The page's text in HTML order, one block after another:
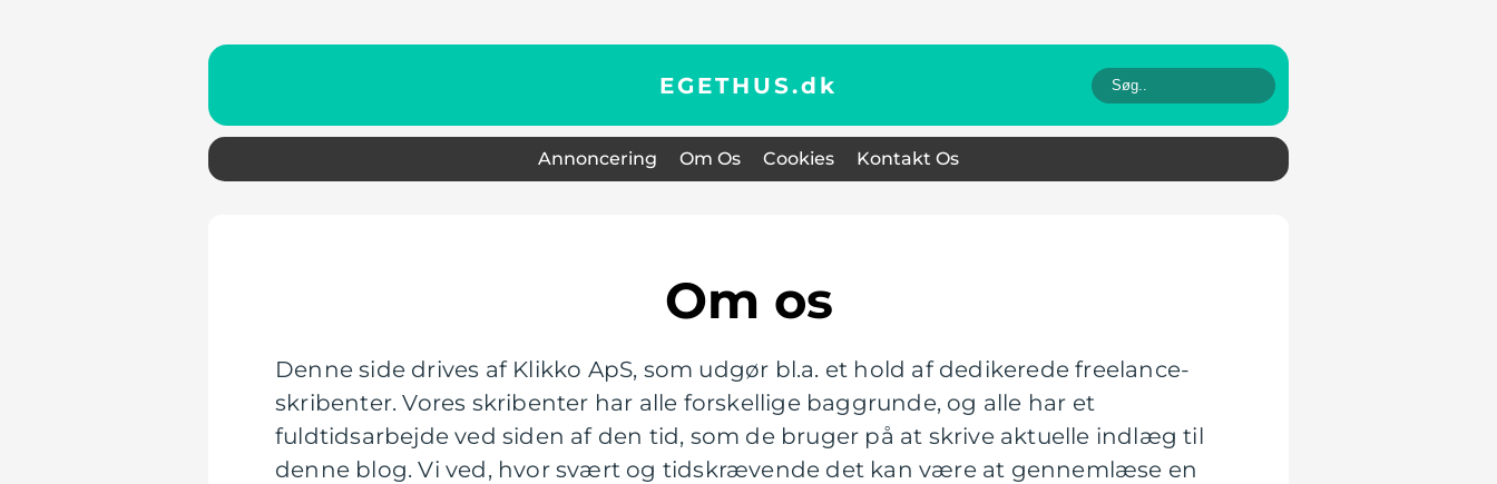
EGETHUS.dk
Annoncering Om Os Cookies Kontakt Os
Om os
Denne side drives af Klikko ApS, som udgør bl.a. et hold af dedikerede freelance-
skribenter. Vores skribenter har alle forskellige baggrunde, og alle har et
fuldtidsarbejde ved siden af den tid, som de bruger på at skrive aktuelle indlæg til
denne blog. Vi ved, hvor svært og tidskrævende det kan være at gennemlæse en